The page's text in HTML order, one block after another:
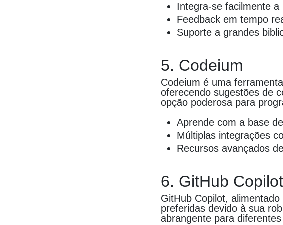
Integra-se facilmente a
Feedback em tempo
Suporte a grandes
5. Codeium
Codeium é uma
oferecendo sugestões de
opção poderosa para
Aprende com a base
Múltiplas integrações
Recursos avançados
6. GitHub Copilot
GitHub Copilot,
preferidas devido à sua
abrangente para